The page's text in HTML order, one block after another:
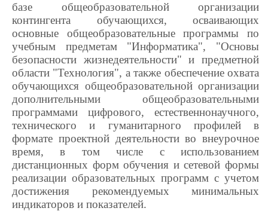
базе общеобразовательной организации
контингента обучающихся, осваивающих
основные общеобразовательные программы по
учебным предметам "Информатика", "Основы
безопасности жизнедеятельности" и предметной
области "Технология", а также обеспечение охвата
обучающихся общеобразовательной организации
дополнительными общеобразовательными
программами цифрового, естественнонаучного,
технического и гуманитарного профилей в
формате проектной деятельности во внеурочное
время, в том числе с использованием
дистанционных форм обучения и сетевой формы
реализации образовательных программ с учетом
достижения рекомендуемых минимальных
индикаторов и показателей.